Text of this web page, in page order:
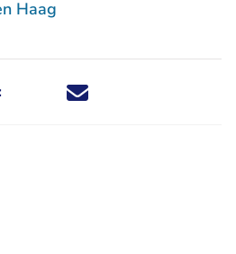
Haag
Deel dit nieuwsbericht via X -
Deel dit nieuwsbericht via
Deel dit nieuwsbericht
Deel dit